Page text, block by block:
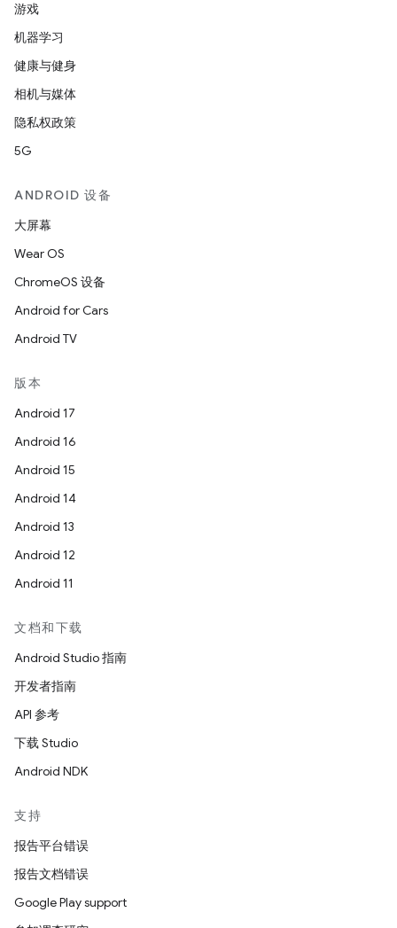
游戏
机器学习
健康与健身
相机与媒体
隐私权政策
5G
ANDROID 设备
大屏幕
Wear OS
ChromeOS 设备
Android for Cars
Android TV
版本
Android 17
Android 16
Android 15
Android 14
Android 13
Android 12
Android 11
文档和下载
Android Studio 指南
开发者指南
API 参考
下载 Studio
Android NDK
支持
报告平台错误
报告文档错误
Google Play support